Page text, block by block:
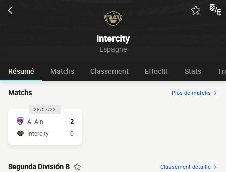
Intercity
Espagne
Résumé Matchs Classement Effectif Stats
Matchs Plus de matchs
28/07/23
Al Ain
2
Intercity
0
Segunda División B Classement détaillé